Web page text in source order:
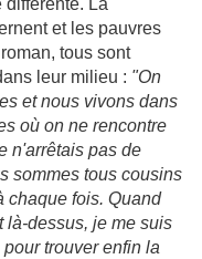
différente. La
et les pauvres
tous sont
leur milieu : "On
et nous vivons dans
où on ne rencontre
n'arrêtais pas de
sommes tous cousins
chaque fois. Quand
là-dessus, je me suis
trouver enfin la